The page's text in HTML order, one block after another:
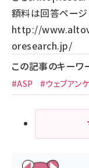
額料は回答ページ
http://
oresearch.jp/
この記事のキーワ
#ASP #ウェブアン